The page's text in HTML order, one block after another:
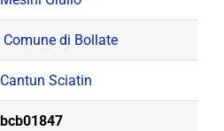
Comune di Bollate
Cantun Sciatin
bcb01847